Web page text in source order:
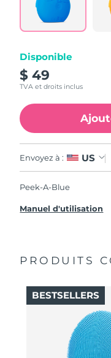
Disponible
$ 49
TVA et droits inclus
Envoyez à : US
Peek-A-Blue
Manuel d'utilisation
PRODUITS
BESTSELLERS